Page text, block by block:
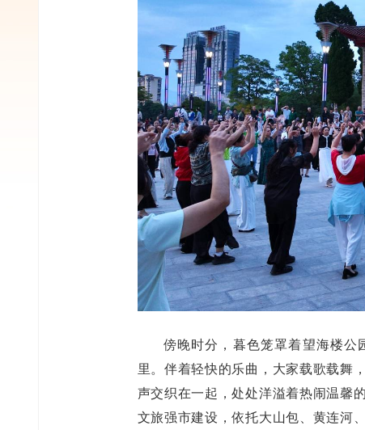
傍晚时分，暮色笼罩着望海楼
里。伴着轻快的乐曲，大家载歌载舞
声交织在一起，处处洋溢着热闹温馨
文旅强市建设，依托大山包、黄连河